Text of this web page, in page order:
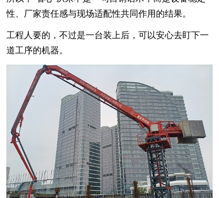
性、厂家责任感与现场适配性共同作用的结果。
工程人要的，不过是一台装上后，可以安心去盯下一
道工序的机器。